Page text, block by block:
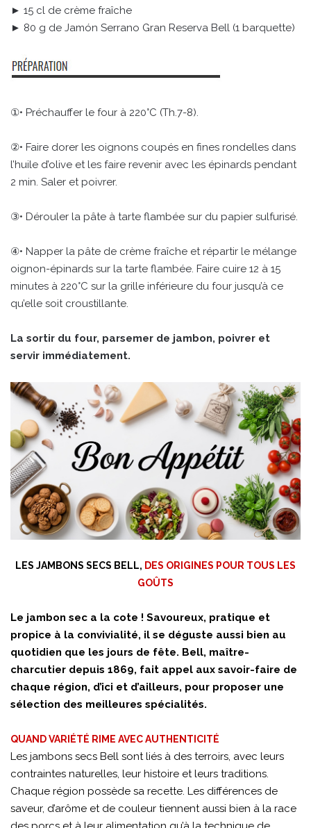
► 15 cl de crème fraîche
► 80 g de Jamón Serrano Gran Reserva Bell (1 barquette)
①• Préchauffer le four à 220°C (Th.7-8).
②• Faire dorer les oignons coupés en fines rondelles dans
l’huile d’olive et les faire revenir avec les épinards pendant
2 min. Saler et poivrer.
③• Dérouler la pâte à tarte flambée sur du papier sulfurisé.
④• Napper la pâte de crème fraîche et répartir le mélange
oignon-épinards sur la tarte flambée. Faire cuire 12 à 15
minutes à 220°C sur la grille inférieure du four jusqu’à ce
qu’elle soit croustillante.
La sortir du four, parsemer de jambon, poivrer et
servir immédiatement.
LES JAMBONS SECS BELL, DES ORIGINES POUR TOUS LES
GOÛTS
Le jambon sec a la cote ! Savoureux, pratique et
propice à la convivialité, il se déguste aussi bien au
quotidien que les jours de fête. Bell, maître-
charcutier depuis 1869, fait appel aux savoir-faire de
chaque région, d’ici et d’ailleurs, pour proposer une
sélection des meilleures spécialités.
QUAND VARIÉTÉ RIME AVEC AUTHENTICITÉ
Les jambons secs Bell sont liés à des terroirs, avec leurs
contraintes naturelles, leur histoire et leurs traditions.
Chaque région possède sa recette. Les différences de
saveur, d’arôme et de couleur tiennent aussi bien à la race